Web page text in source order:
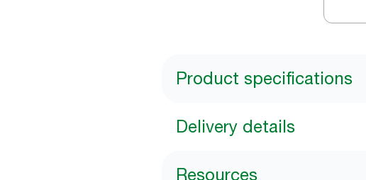
T7
Product specifications
Delivery details
Resources